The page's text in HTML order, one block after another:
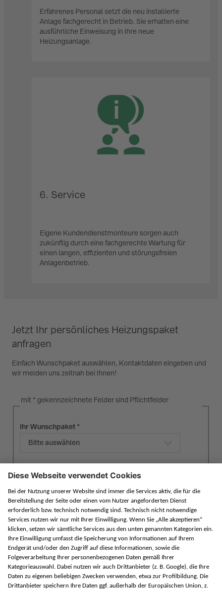
Erfahrenes Personal setzt die neu installierte
Anlage fachgerecht in Betrieb. Sie erhalten eine
ausführliche Einweisung in Ihre neue
Heizungsanlage.
6. Service
Eigene Kundendienstmonteure sorgen auch
zukünftig durch eine fachgerechte Wartung für
einen langen, effizienten und störungsfreien
Anlagenbetrieb.
Jetzt Ihr persönliches Heizungspaket
anfragen
Einfach Wunschpaket auswählen, Kontaktdaten eingeben und
wir melden uns zeitnah bei Ihnen!
mit * gekennzeichnete Felder sind Pflichtfelder
Ihr Wunschpaket
Bitte auswählen
Vorname
Nachname
Straße/Hausnummer
PLZ